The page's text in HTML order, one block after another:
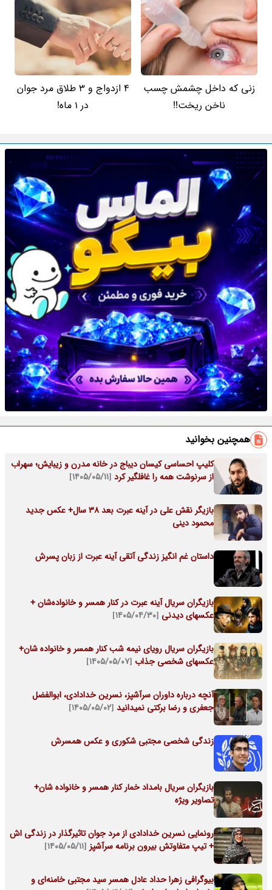
زنی که داخل چشمش چسب
ناخن ریخت!!
4 ازدواج و 3 طلاق مرد جوان
در 1 ماه!
همچنین بخوانید
کلیپ احساسی کیسان دیباج در خانه مدرن و زیبایش؛ سهراب
از سرنوشت همه را غافلگیر کرد [۱۴۰۵/۰۵/۱۱]
بازیگر نقش علی در آینه عبرت بعد 38 سال+ عکس جدید
محمود دینی
داستان غم انگیز زندگی آتقی آینه عبرت از زبان پسرش
بازیگران سریال آینه عبرت در کنار همسر و خانواده‌شان +
عکسهای دیدنی [۱۴۰۵/۰۴/۳۰]
بازیگران سریال رویای نیمه شب کنار همسر و خانواده شان+
عکسهای شخصی جذاب [۱۴۰۵/۰۵/۰۷]
آنچه درباره داوران سرآشپز، نسرین خدادادی، ابوالفضل
جعفری و رضا برکتی نمیدانید [۱۴۰۵/۰۵/۰۲]
زندگی شخصی مجتبی شکوری و عکس همسرش
بازیگران سریال بامداد خمار کنار همسر و خانواده شان+
تصاویر ویژه
رونمایی نسرین خدادادی از مرد جوان تاثیرگذار در زندگی اش
+ تیپ متفاوتش بیرون برنامه سرآشپز [۱۴۰۵/۰۵/۱۱]
بیوگرافی زهرا حداد عادل همسر سید مجتبی خامنه‌ای و